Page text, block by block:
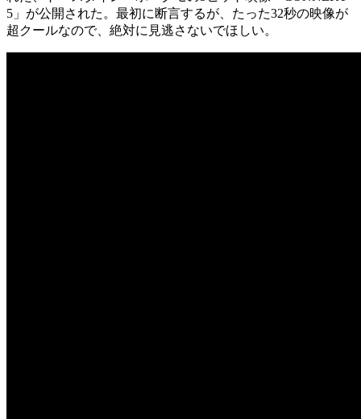
5」が公開された。最初に断言するが、たった32秒の映像が
超クールなので、絶対に見逃さないでほしい。